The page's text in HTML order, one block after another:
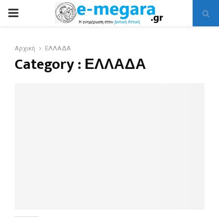
PRIMARY
Αρχική ΕΛΛΑΔΑ
Category : ΕΛΛΑΔΑ